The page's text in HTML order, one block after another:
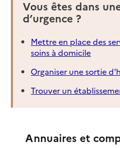
Vous êtes dans
d’urgence ?
Mettre en place des
soins à domicile
Organiser une sortie
Trouver un
Annuaires et